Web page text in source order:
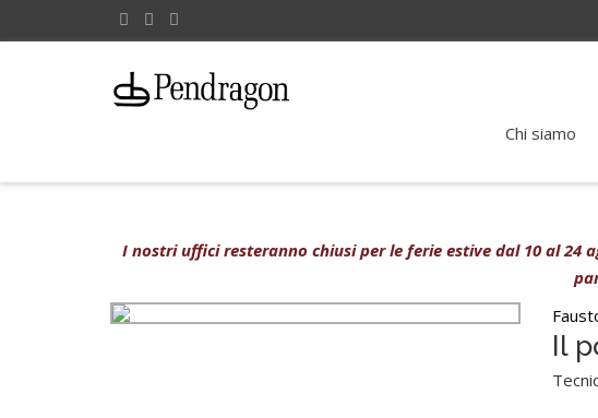
Chi siamo
I nostri uffici resteranno chiusi per le ferie estive dal 10 al 24
Il